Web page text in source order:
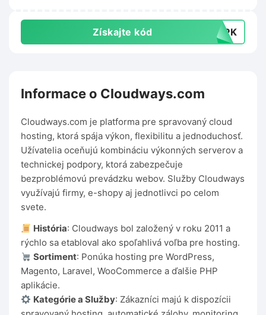
Získajte kód TOPK
Informace o Cloudways.com
Cloudways.com je platforma pre spravovaný cloud
hosting, ktorá spája výkon, flexibilitu a jednoduchosť.
Užívatelia oceňujú kombináciu výkonných serverov a
technickej podpory, ktorá zabezpečuje
bezproblémovú prevádzku webov. Služby Cloudways
využívajú firmy, e-shopy aj jednotlivci po celom
svete.
História: Cloudways bol založený v roku 2011 a
rýchlo sa etabloval ako spoľahlivá voľba pre hosting.
Sortiment: Ponúka hosting pre WordPress,
Magento, Laravel, WooCommerce a ďalšie PHP
aplikácie.
Kategórie a Služby: Zákazníci majú k dispozícii